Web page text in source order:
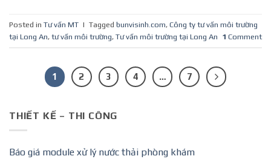
Posted in Tư vấn MT | Tagged bunvisinh.com, Công ty tư vấn môi trường
tại Long An, tư vấn môi trường, Tư vấn môi trường tại Long An 1 Comment
1 2 3 4 … 7
THIẾT KẾ – THI CÔNG
Báo giá module xử lý nước thải phòng khám